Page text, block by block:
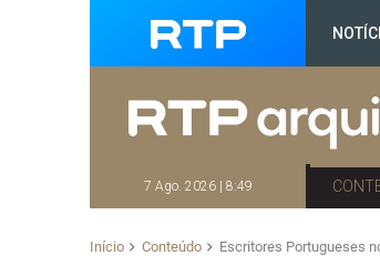
7 Ago. 2026 | 8:49
Início Conteúdo Escritores Portugueses